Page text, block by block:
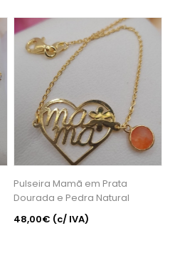
Pulseira Mamã em Prata
Dourada e Pedra Natural
48,00€ (c/ IVA)